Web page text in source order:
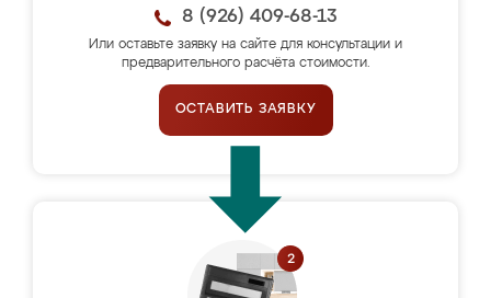
8 (926) 409-68-13
Или оставьте заявку на сайте для консультации и
предварительного расчёта стоимости.
ОСТАВИТЬ ЗАЯВКУ